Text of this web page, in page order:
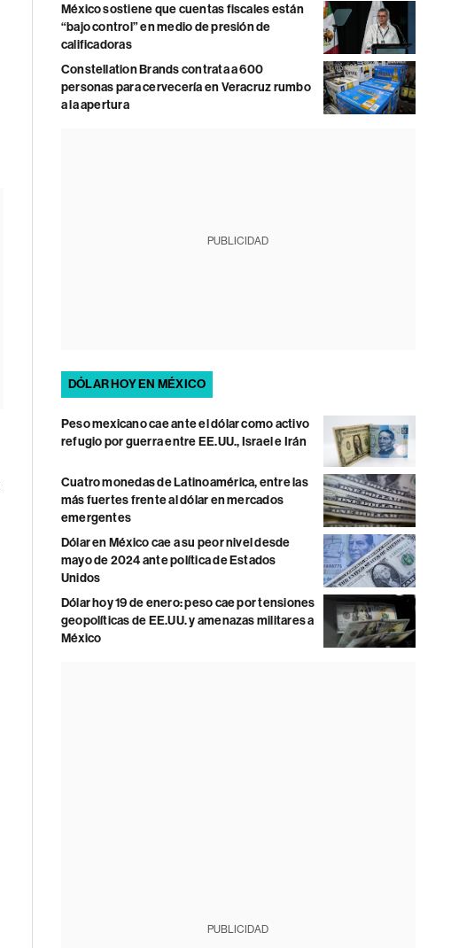
México sostiene que cuentas fiscales están
“bajo control” en medio de presión de
calificadoras
Constellation Brands contrata a 600
personas para cervecería en Veracruz rumbo
a la apertura
PUBLICIDAD
DÓLAR HOY EN MÉXICO
Peso mexicano cae ante el dólar como activo
refugio por guerra entre EE.UU., Israel e Irán
Cuatro monedas de Latinoamérica, entre las
más fuertes frente al dólar en mercados
emergentes
Dólar en México cae a su peor nivel desde
mayo de 2024 ante política de Estados
Unidos
Dólar hoy 19 de enero: peso cae por tensiones
geopolíticas de EE.UU. y amenazas militares a
México
PUBLICIDAD